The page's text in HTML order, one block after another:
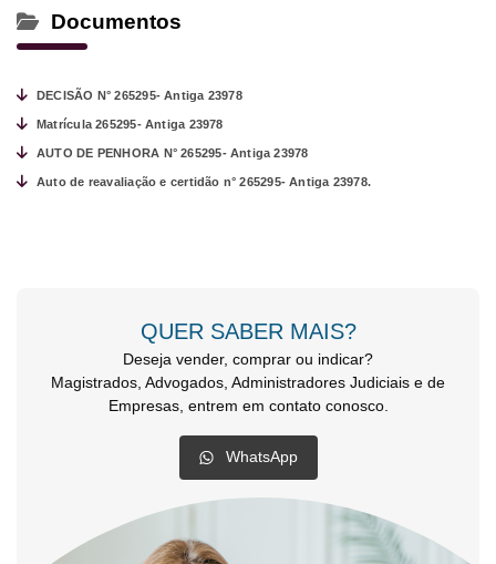
Documentos
DECISÃO N° 265295- Antiga 23978
Matrícula 265295- Antiga 23978
AUTO DE PENHORA N° 265295- Antiga 23978
Auto de reavaliação e certidão n° 265295- Antiga 23978.
QUER SABER MAIS?
Deseja vender, comprar ou indicar?
Magistrados, Advogados, Administradores Judiciais e de
Empresas, entrem em contato conosco.
WhatsApp